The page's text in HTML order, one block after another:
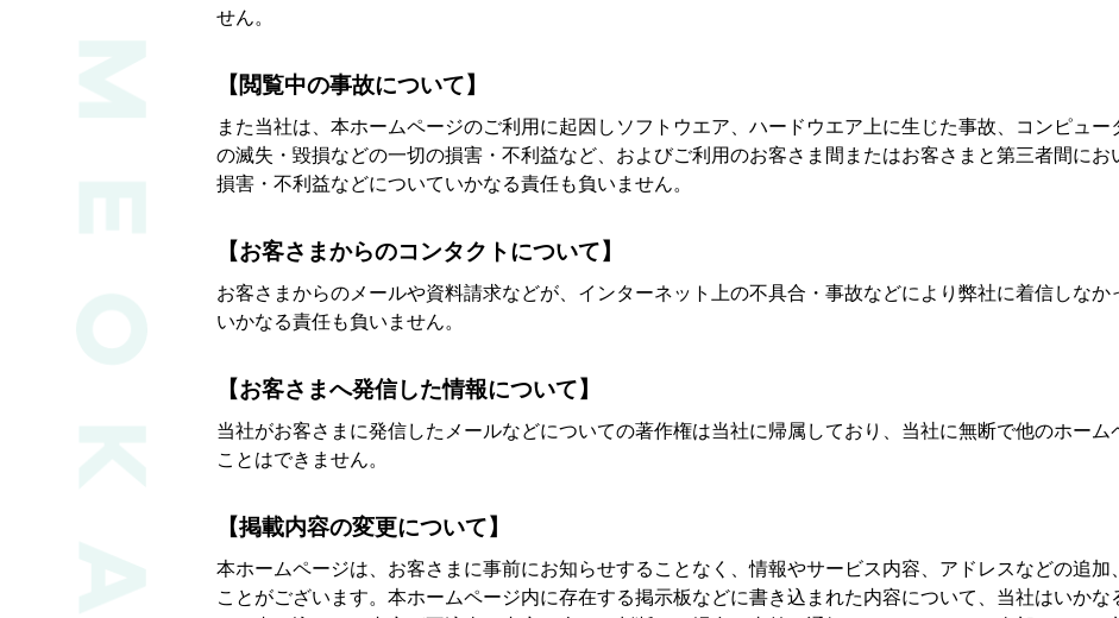
せん。
【閲覧中の事故について】
また当社は、本ホームページのご利用に起因しソフトウエア、ハードウエア上に生じた事故、コンピュ
の滅失・毀損などの一切の損害・不利益など、およびご利用のお客さま間またはお客さまと第三者間にお
損害・不利益などについていかなる責任も負いません。
【お客さまからのコンタクトについて】
お客さまからのメールや資料請求などが、インターネット上の不具合・事故などにより弊社に着信しなか
いかなる責任も負いません。
【お客さまへ発信した情報について】
当社がお客さまに発信したメールなどについての著作権は当社に帰属しており、当社に無断で他のホーム
ことはできません。
【掲載内容の変更について】
本ホームページは、お客さまに事前にお知らせすることなく、情報やサービス内容、アドレスなどの追加
ことがございます。本ホームページ内に存在する掲示板などに書き込まれた内容について、当社はいか